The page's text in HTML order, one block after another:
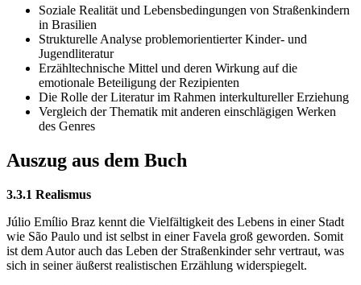
Soziale Realität und Lebensbedingungen von Straßenkindern
in Brasilien
Strukturelle Analyse problemorientierter Kinder- und
Jugendliteratur
Erzähltechnische Mittel und deren Wirkung auf die
emotionale Beteiligung der Rezipienten
Die Rolle der Literatur im Rahmen interkultureller Erziehung
Vergleich der Thematik mit anderen einschlägigen Werken
des Genres
Auszug aus dem Buch
3.3.1 Realismus
Júlio Emílio Braz kennt die Vielfältigkeit des Lebens in einer Stadt
wie São Paulo und ist selbst in einer Favela groß geworden. Somit
ist dem Autor auch das Leben der Straßenkinder sehr vertraut, was
sich in seiner äußerst realistischen Erzählung widerspiegelt.